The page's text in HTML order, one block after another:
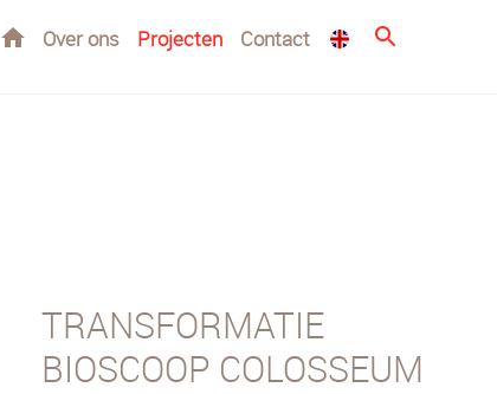
HomeOver ons Projecten Contact
TRANSFORMATIE
BIOSCOOP COLOSSEUM